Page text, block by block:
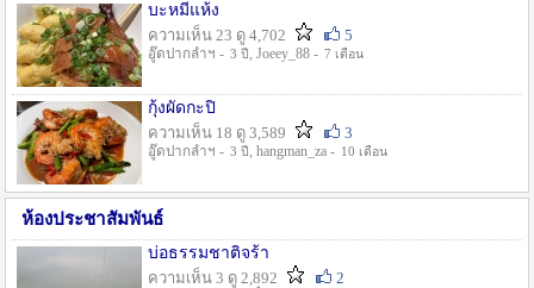
บะหมี่แห้ง
ความเห็น 23 ดู 4,702
5
อู๊ดปากลำฯ - 3 ปี , Joeey_88 - 7 เดือน
กุ้งผัดกะปิ
ความเห็น 18 ดู 3,589
3
อู๊ดปากลำฯ - 3 ปี , hangman_za - 10 เดือน
ห้องประชาสัมพันธ์
บ่อธรรมชาติจร้า
ความเห็น 3 ดู 2,892
2